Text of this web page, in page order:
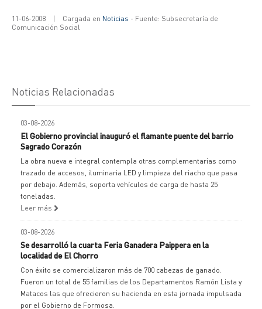
11-06-2008 | Cargada en Noticias - Fuente: Subsecretaría de
Comunicación Social
Noticias Relacionadas
03-08-2026
El Gobierno provincial inauguró el flamante puente del barrio
Sagrado Corazón
La obra nueva e integral contempla otras complementarias como
trazado de accesos, iluminaria LED y limpieza del riacho que pasa
por debajo. Además, soporta vehículos de carga de hasta 25
toneladas.
Leer más
03-08-2026
Se desarrolló la cuarta Feria Ganadera Paippera en la
localidad de El Chorro
Con éxito se comercializaron más de 700 cabezas de ganado.
Fueron un total de 55 familias de los Departamentos Ramón Lista y
Matacos las que ofrecieron su hacienda en esta jornada impulsada
por el Gobierno de Formosa.